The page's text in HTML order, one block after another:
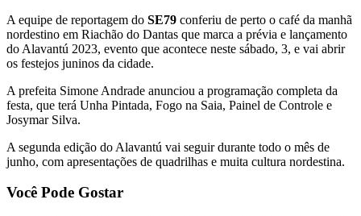
A equipe de reportagem do SE79 conferiu de perto o café da manhã
nordestino em Riachão do Dantas que marca a prévia e lançamento
do Alavantú 2023, evento que acontece neste sábado, 3, e vai abrir
os festejos juninos da cidade.
A prefeita Simone Andrade anunciou a programação completa da
festa, que terá Unha Pintada, Fogo na Saia, Painel de Controle e
Josymar Silva.
A segunda edição do Alavantú vai seguir durante todo o mês de
junho, com apresentações de quadrilhas e muita cultura nordestina.
Você Pode Gostar